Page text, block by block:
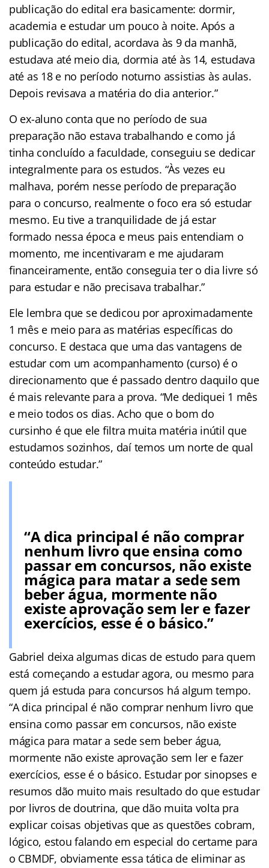
publicação do edital era basicamente: dormir,
academia e estudar um pouco à noite. Após a
publicação do edital, acordava às 9 da manhã,
estudava até meio dia, dormia até às 14, estudava
até as 18 e no período noturno assistias às aulas.
Depois revisava a matéria do dia anterior.”
O ex-aluno conta que no período de sua
preparação não estava trabalhando e como já
tinha concluído a faculdade, conseguiu se dedicar
integralmente para os estudos. “Às vezes eu
malhava, porém nesse período de preparação
para o concurso, realmente o foco era só estudar
mesmo. Eu tive a tranquilidade de já estar
formado nessa época e meus pais entendiam o
momento, me incentivaram e me ajudaram
financeiramente, então conseguia ter o dia livre só
para estudar e não precisava trabalhar.”
Ele lembra que se dedicou por aproximadamente
1 mês e meio para as matérias específicas do
concurso. E destaca que uma das vantagens de
estudar com um acompanhamento (curso) é o
direcionamento que é passado dentro daquilo que
é mais relevante para a prova. “Me dediquei 1 mês
e meio todos os dias. Acho que o bom do
cursinho é que ele filtra muita matéria inútil que
estudamos sozinhos, daí temos um norte de qual
conteúdo estudar.”
“A dica principal é não comprar
nenhum livro que ensina como
passar em concursos, não existe
mágica para matar a sede sem
beber água, mormente não
existe aprovação sem ler e fazer
exercícios, esse é o básico.”
Gabriel deixa algumas dicas de estudo para quem
está começando a estudar agora, ou mesmo para
quem já estuda para concursos há algum tempo.
“A dica principal é não comprar nenhum livro que
ensina como passar em concursos, não existe
mágica para matar a sede sem beber água,
mormente não existe aprovação sem ler e fazer
exercícios, esse é o básico. Estudar por sinopses e
resumos dão muito mais resultado do que estudar
por livros de doutrina, que dão muita volta pra
explicar coisas objetivas que as questões cobram,
lógico, estou falando em especial do certame para
o CBMDF, obviamente essa tática de eliminar as